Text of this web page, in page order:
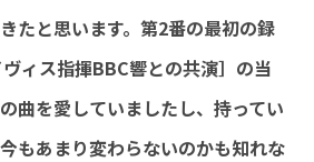
たと思います。第2番の最初の録
ィス指揮BBC響との共演］の当
曲を愛していましたし、持ってい
もあまり変わらないのかも知れな